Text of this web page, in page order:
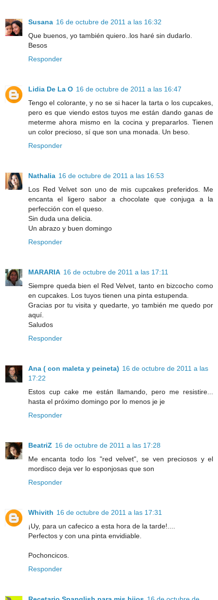
Susana 16 de octubre de 2011 a las 16:32
Que buenos, yo también quiero..los haré sin dudarlo.
Besos
Responder
Lidia De La O 16 de octubre de 2011 a las 16:47
Tengo el colorante, y no se si hacer la tarta o los cupcakes,
pero es que viendo estos tuyos me están dando ganas de
meterme ahora mismo en la cocina y prepararlos. Tienen
un color precioso, sí que son una monada. Un beso.
Responder
Nathalia 16 de octubre de 2011 a las 16:53
Los Red Velvet son uno de mis cupcakes preferidos. Me
encanta el ligero sabor a chocolate que conjuga a la
perfección con el queso.
Sin duda una delicia.
Un abrazo y buen domingo
Responder
MARARIA 16 de octubre de 2011 a las 17:11
Siempre queda bien el Red Velvet, tanto en bizcocho como
en cupcakes. Los tuyos tienen una pinta estupenda.
Gracias por tu visita y quedarte, yo también me quedo por
aquí.
Saludos
Responder
Ana ( con maleta y peineta) 16 de octubre de 2011 a las
17:22
Estos cup cake me están llamando, pero me resistire...
hasta el próximo domingo por lo menos je je
Responder
BeatriZ 16 de octubre de 2011 a las 17:28
Me encanta todo los "red velvet", se ven preciosos y el
mordisco deja ver lo esponjosas que son
Responder
Whivith 16 de octubre de 2011 a las 17:31
¡Uy, para un cafecico a esta hora de la tarde!....
Perfectos y con una pinta envidiable.
Pochoncicos.
Responder